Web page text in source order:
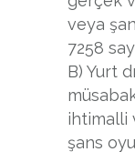
veya
7258
B) Yurt
ihtimalli
şans